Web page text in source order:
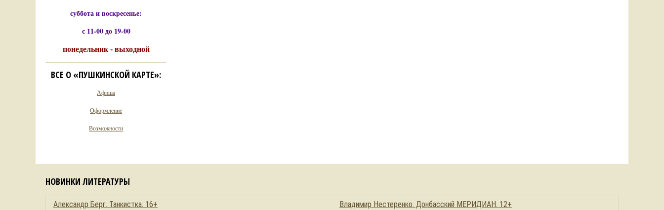
суббота и воскресенье:
с 11-00 до 19-00
понедельник - выходной
ВСЕ О «ПУШКИНСКОЙ КАРТЕ»:
Афиша
Оформление
Возможности
НОВИНКИ ЛИТЕРАТУРЫ
Александр Берг. Танкистка. 16+ Владимир Нестеренко. Донбасский МЕРИДИАН. 12+